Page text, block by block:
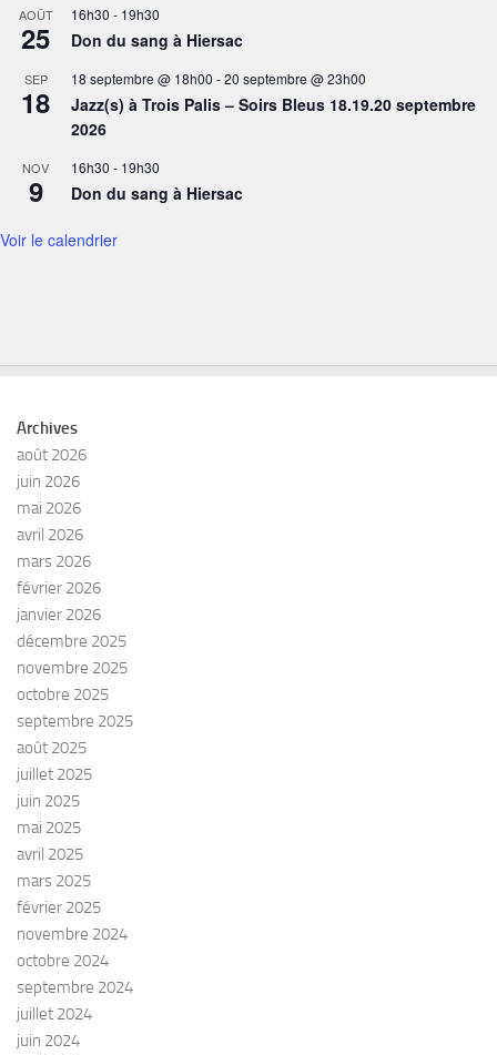
AOÛT
25
16h30 - 19h30
Don du sang à Hiersac
SEP
18
18 septembre @ 18h00 -20 septembre @ 23h00
Jazz(s) à Trois Palis – Soirs Bleus 18.19.20 septembre
2026
NOV
9
16h30 - 19h30
Don du sang à Hiersac
Voir le calendrier
Archives
août 2026
juin 2026
mai 2026
avril 2026
mars 2026
février 2026
janvier 2026
décembre 2025
novembre 2025
octobre 2025
septembre 2025
août 2025
juillet 2025
juin 2025
mai 2025
avril 2025
mars 2025
février 2025
novembre 2024
octobre 2024
septembre 2024
juillet 2024
juin 2024